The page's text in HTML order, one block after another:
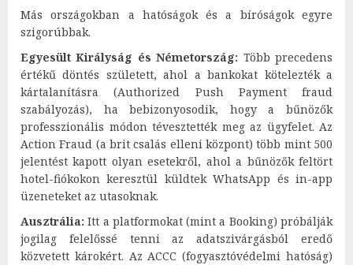
Más országokban a hatóságok és a bíróságok egyre
szigorúbbak.
Egyesült Királyság és Németország: Több precedens
értékű döntés született, ahol a bankokat kötelezték a
kártalanításra (Authorized Push Payment fraud
szabályozás), ha bebizonyosodik, hogy a bűnözők
professzionális módon tévesztették meg az ügyfelet. Az
Action Fraud (a brit csalás elleni központ) több mint 500
jelentést kapott olyan esetekről, ahol a bűnözők feltört
hotel-fiókokon keresztül küldtek WhatsApp és in-app
üzeneteket az utasoknak.
Ausztrália: Itt a platformokat (mint a Booking) próbálják
jogilag felelőssé tenni az adatszivárgásból eredő
közvetett károkért. Az ACCC (fogyasztóvédelmi hatóság)